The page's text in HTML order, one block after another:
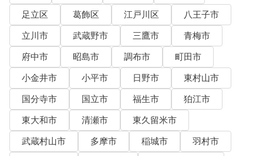
足立区
葛飾区 江戸川区
八王子市
立川市
武蔵野市 三鷹市
青梅市
府中市
昭島市 調布市
町田市
小金井市
小平市 日野市
東村山市
国分寺市
国立市 福生市
狛江市
東大和市
清瀬市
東久留米市
武蔵村山市
多摩市 稲城市
羽村市